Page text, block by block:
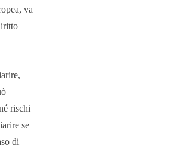
va
rischi
se
di